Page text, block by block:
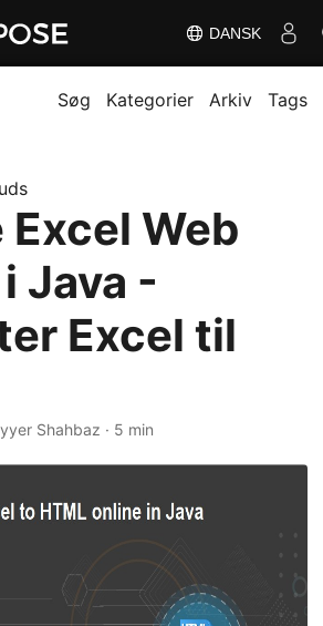
DANSK
Søg Kategorier Arkiv Tags
Web
Java -
Excel til
Shahbaz · 5 min